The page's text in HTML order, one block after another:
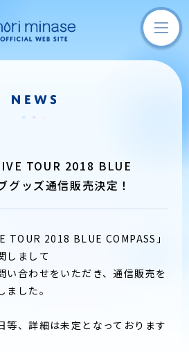
TOUR 2018 BLUE
グッズ通信販売決定！
TOUR 2018 BLUE COMPASS」
しまして
い合わせをいただき、通信販売を
した。
等、詳細は未定となっております